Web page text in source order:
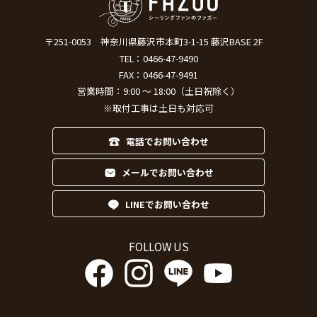
〒251-0053
神奈川県藤沢市本町3-1-15 藤沢BASE 2F
TEL： 0466-47-9490
FAX：0466-47-9491
営業時間：9:00 ～ 18:00（土日祝除く）
※取付工事は土日も対応可
電話でお問い合わせ
メールでお問い合わせ
LINEでお問い合わせ
FOLLOW US